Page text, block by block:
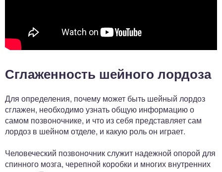
Сглаженность шейного лордоза
Для определения, почему может быть шейный лордоз
сглажен, необходимо узнать общую информацию о
самом позвоночнике, и что из себя представляет сам
лордоз в шейном отделе, и какую роль он играет.
Человеческий позвоночник служит надежной опорой для
спинного мозга, черепной коробки и многих внутренних